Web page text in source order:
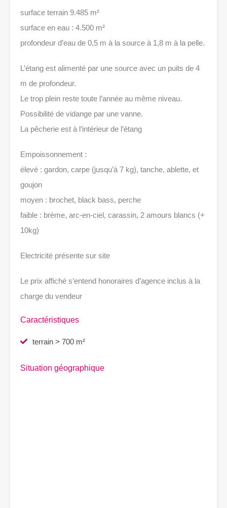
surface terrain 9.485 m²
surface en eau : 4.500 m²
profondeur d’eau de 0,5 m à la source à 1,8 m à la pelle.
L’étang est alimenté par une source avec un puits de 4
m de profondeur.
Le trop plein reste toute l’année au même niveau.
Possibilité de vidange par une vanne.
La pêcherie est à l’intérieur de l’étang
Empoissonnement :
élevé : gardon, carpe (jusqu’à 7 kg), tanche, ablette, et
goujon
moyen : brochet, black bass, perche
faible : brème, arc-en-ciel, carassin, 2 amours blancs (+
10kg)
Electricité présente sur site
Le prix affiché s’entend honoraires d’agence inclus à la
charge du vendeur
Caractéristiques
terrain > 700 m²
Situation géographique